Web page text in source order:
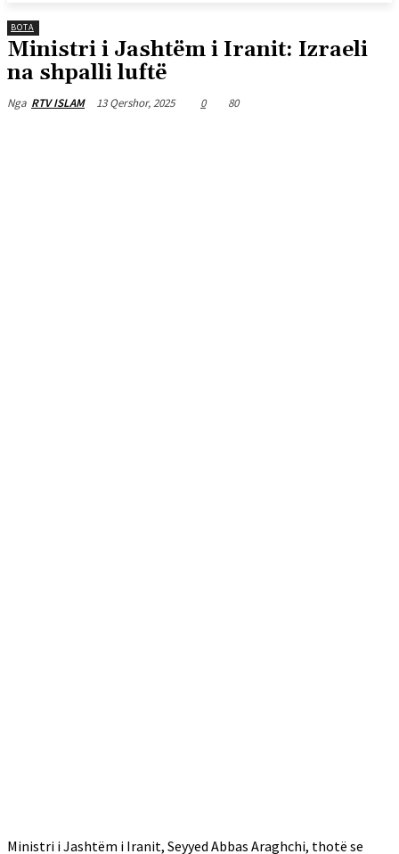
BOTA
Ministri i Jashtëm i Iranit: Izraeli
na shpalli luftë
Nga RTV ISLAM 13 Qershor, 2025 0 80
Ministri i Jashtëm i Iranit, Seyyed Abbas Araghchi, thotë se